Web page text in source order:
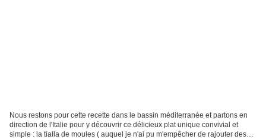
Nous restons pour cette recette dans le bassin méditerranée et partons en
direction de l'Italie pour y découvrir ce délicieux plat unique convivial et
simple : la tialla de moules ( auquel je n'ai pu m'empêcher de rajouter des